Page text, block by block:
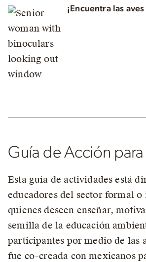
¡Encuentra las
Guía de Acción
Esta guía de actividades está
educadores del sector formal
quienes deseen enseñar,
semilla de la educación
participantes por medio de las
fue co-creada con mexicanos